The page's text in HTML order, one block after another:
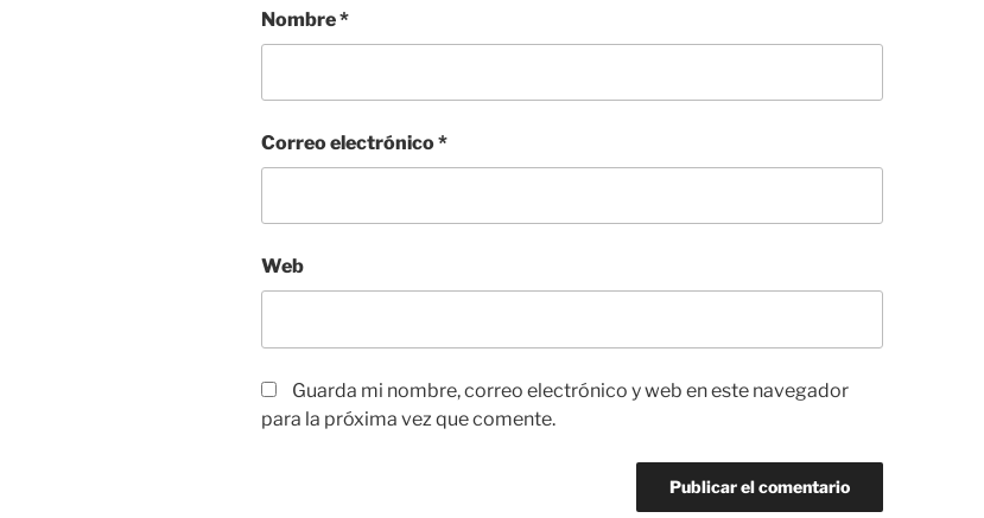
Nombre*
Correo electrónico*
Web
Guarda mi nombre, correo electrónico y web en este navegador
para la próxima vez que comente.